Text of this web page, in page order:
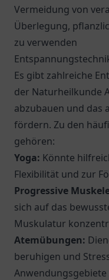
Vermeidung von
Überlegung,
zu verwenden
Es gibt zahlreiche
der Naturheilkunde
abzubauen und das
fördern. Zu den
gehören:
Yoga: Könnte
Flexibilität und zur
Progressive
sich auf das
Muskulatur
Atemübungen:
beruhigen und